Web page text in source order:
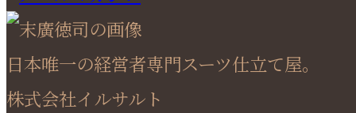
日本唯一の経営者専門スーツ仕立て屋。
株式会社イルサルト